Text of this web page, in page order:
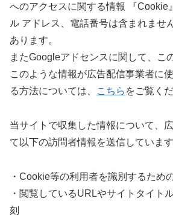
へのアクセスに関する情報 『Cookie
ル アドレス、電話番号は含まれませ
あります。
またGoogleアドセンスに関して、こ
このような情報が広告配信事業者に
る方法については、
こちら をご覧くだ
当サイトで収集した情報について、
て以下の訪問者情報を送信しています
・Cookie等の利用者を識別するため
・閲覧しているURLやサイトタイト
刻